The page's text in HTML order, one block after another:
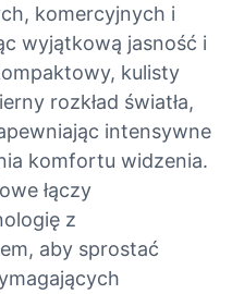
komercyjnych i
wyjątkową jasność i
kulisty
rozkład światła,
intensywne
komfortu widzenia.
łączy
z
aby sprostać